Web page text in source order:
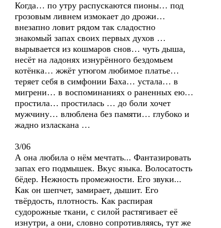
Когда… по утру распускаются пионы… под
грозовым ливнем измокает до дрожи…
внезапно ловит рядом так сладостно
знакомый запах своих первых духов …
вырывается из кошмаров снов… чуть дыша,
несёт на ладонях изнурённого бездомьем
котёнка… жжёт утюгом любимое платье…
теряет себя в симфонии Баха… устала… в
мигрени… в воспоминаниях о раненных ею…
простила… простилась … до боли хочет
мужчину… влюблена без памяти… глубоко и
жадно изласкана …
3/06
А она любила о нём мечтать... Фантазировать
запах его подмышек. Вкус языка. Волосатость
бёдер. Нежность промежности. Его звуки...
Как он шепчет, замирает, дышит. Его
твёрдость, плотность. Как распирая
судорожные ткани, с силой растягивает её
изнутри, а они, словно сопротивляясь, тут же